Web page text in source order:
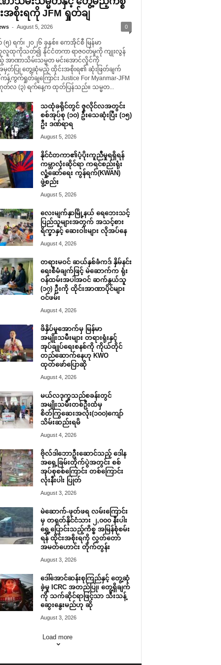
အစိုးရကို JFM ရှုတ်ချ
- August 5, 2026 0
) ရက်၊ ၂၀၂၆ ခုနှစ်။ ကေအိုင်စီ မြန်မာ
လူထုကိုသတ်၍ နိုင်ငံတကာ ရာဇဝတ်မှုကို ကျုးလွန်
အာဏာသိမ်းသမ္မတ မင်းအောင်လှိုင်ကို
တ်ပြု တွေ့ဆုံမည့် ထိုင်းအစိုးရ၏ ဆုံးဖြတ်ချက်
န့်ကွက်ရှုတ်ချကြောင်း Justice For Myanmar-JFM
လ (၃) ရက်နေ့က ထုတ်ပြန်သည်။ သမ္မတ...
သထုံခရိုင်တွင် ဇူလိုင်လအတွင်း
စစ်အုပ်စု (၁၀) ဦးသေဆုံးပြီး (၁၅)
ဦး ဒဏ်ရာရ
August 5, 2026
နိုင်ငံတကာ၏ပံ့ပိုးကူညီမှုရရှိရန်
ကမ္ဘာလုံးဆိုင်ရာ ကရင်စည်းရုံး
လှုံ့ဆော်ရေး ကွန်ရက်(KWAN)
ဖွဲ့စည်း
August 5, 2026
လေးမျက်နှာမြို့နယ် ရေဘေးသင့်
ပြည်သူများအတွက် အသင့်စား
ရိက္ခာနှင့် ဆေးဝါးများ လိုအပ်နေ
August 4, 2026
တရားမဝင် ဆယ်နှစ်ခံကဒ် နှိမ်နင်း
ရေးစီမံချက်ဖြင့် မဲဆောက်က ရုံး
ဝန်ထမ်းအပါအဝင် ဆက်နွယ်သူ
(၁၇) ဦးကို ထိုင်းအာဏာပိုင်များ
ဝင်ဖမ်း
August 4, 2026
ဖိနှိပ်မှုအောက်မှ မြန်မာ
အမျိုးသမီးများ တရားရုံးနှင့်
အုပ်ချုပ်ရေးစနစ်ကို ကိုယ်တိုင်
တည်ဆောက်နေဟု KWO
ထုတ်ဖော်ပြောဆို
August 4, 2026
မယ်လဒုက္ခသည်စခန်းတွင်
အမျိုးသမီးတစ်ဦးထံမှ
စိတ်ကြွဆေးအလုံး(၁၀၀)ကျော်
သိမ်းဆည်းရမိ
August 4, 2026
ဗိုလ်ဒါဘောဦးဆောင်သည့် ဒေါန
အရှေ့ခြမ်းတိုက်ပွဲအတွင်း စစ်
အုပ်စုစစ်ကြောင်း တစ်ကြောင်း
လုံးနီးပါး ပြုတ်
August 3, 2026
မဲဆောက်-ဖုတ်ဖရ လမ်းကြောင်း
မှ တရုတ်နိုင်ငံသား ၂,၀၀၀ နီးပါး
ရွှေ့ပြောင်းသည့်ကိစ္စ အမြန်စုံစမ်း
ရန် ထိုင်းအစိုးရကို လွှတ်တော်
အမတ်ဟောင်း တိုက်တွန်း
August 3, 2026
ဒေါ်အောင်ဆန်းစုကြည်နှင့် တွေ့ဆုံ
ခဲ့မှု ICRC အတည်ပြု၊ တွေ့ရှိချက်
ကို သက်ဆိုင်ရာဖြင့်သာ သီးသန့်
ဆွေးနွေးမည်ဟု ဆို
August 3, 2026
Load more